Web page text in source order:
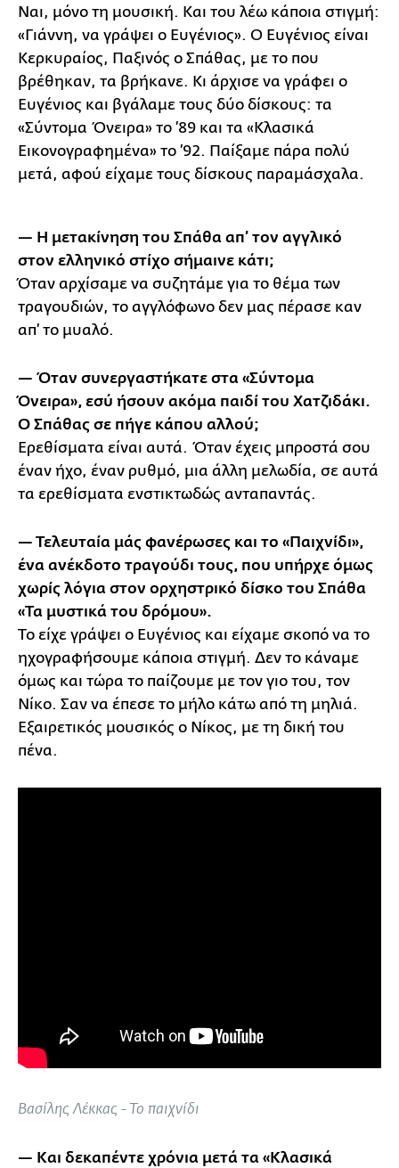
Ναι, μόνο τη μουσική. Και του λέω κάποια στιγμή:
«Γιάννη, να γράψει ο Ευγένιος». Ο Ευγένιος είναι
Κερκυραίος, Παξινός ο Σπάθας, με το που
βρέθηκαν, τα βρήκανε. Κι άρχισε να γράφει ο
Ευγένιος και βγάλαμε τους δύο δίσκους: τα
«Σύντομα Όνειρα» το ’89 και τα «Κλασικά
Εικονογραφημένα» το ’92. Παίξαμε πάρα πολύ
μετά, αφού είχαμε τους δίσκους παραμάσχαλα.
— Η μετακίνηση του Σπάθα απ’ τον αγγλικό
στον ελληνικό στίχο σήμαινε κάτι;
Όταν αρχίσαμε να συζητάμε για το θέμα των
τραγουδιών, το αγγλόφωνο δεν μας πέρασε καν
απ’ το μυαλό.
— Όταν συνεργαστήκατε στα «Σύντομα
Όνειρα», εσύ ήσουν ακόμα παιδί του Χατζιδάκι.
Ο Σπάθας σε πήγε κάπου αλλού;
Ερεθίσματα είναι αυτά. Όταν έχεις μπροστά σου
έναν ήχο, έναν ρυθμό, μια άλλη μελωδία, σε αυτά
τα ερεθίσματα ενστικτωδώς ανταπαντάς.
— Τελευταία μάς φανέρωσες και το «Παιχνίδι»,
ένα ανέκδοτο τραγούδι τους, που υπήρχε όμως
χωρίς λόγια στον ορχηστρικό δίσκο του Σπάθα
«Τα μυστικά του δρόμου».
Το είχε γράψει ο Ευγένιος και είχαμε σκοπό να το
ηχογραφήσουμε κάποια στιγμή. Δεν το κάναμε
όμως και τώρα το παίζουμε με τον γιο του, τον
Νίκο. Σαν να έπεσε το μήλο κάτω από τη μηλιά.
Εξαιρετικός μουσικός ο Νίκος, με τη δική του
πένα.
Βασίλης Λέκκας - Το παιχνίδι
— Και δεκαπέντε χρόνια μετά τα «Κλασικά